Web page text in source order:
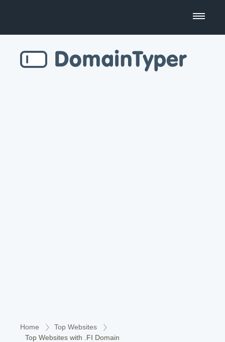
Business Name Generator
Home
Top Websites
Top Websites with .FI Domain